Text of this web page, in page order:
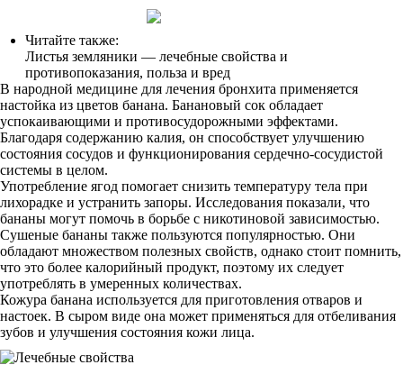
Читайте также:
Листья земляники — лечебные свойства и
противопоказания, польза и вред
В народной медицине для лечения бронхита применяется
настойка из цветов банана. Банановый сок обладает
успокаивающими и противосудорожными эффектами.
Благодаря содержанию калия, он способствует улучшению
состояния сосудов и функционирования сердечно-сосудистой
системы в целом.
Употребление ягод помогает снизить температуру тела при
лихорадке и устранить запоры. Исследования показали, что
бананы могут помочь в борьбе с никотиновой зависимостью.
Сушеные бананы также пользуются популярностью. Они
обладают множеством полезных свойств, однако стоит помнить,
что это более калорийный продукт, поэтому их следует
употреблять в умеренных количествах.
Кожура банана используется для приготовления отваров и
настоек. В сыром виде она может применяться для отбеливания
зубов и улучшения состояния кожи лица.